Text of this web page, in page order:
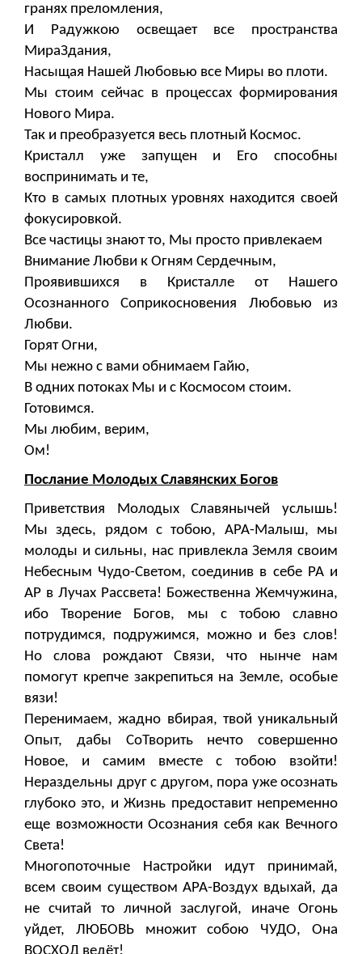
гранях преломления,
И Радужкою освещает все пространства
МираЗдания,
Насыщая Нашей Любовью все Миры во плоти.
Мы стоим сейчас в процессах формирования
Нового Мира.
Так и преобразуется весь плотный Космос.
Кристалл уже запущен и Его способны
воспринимать и те,
Кто в самых плотных уровнях находится своей
фокусировкой.
Все частицы знают то, Мы просто привлекаем
Внимание Любви к Огням Сердечным,
Проявившихся в Кристалле от Нашего
Осознанного Соприкосновения Любовью из
Любви.
Горят Огни,
Мы нежно с вами обнимаем Гайю,
В одних потоках Мы и с Космосом стоим.
Готовимся.
Мы любим, верим,
Ом!
Послание Молодых Славянских Богов
Приветствия Молодых Славянычей услышь!
Мы здесь, рядом с тобою, АРА-Малыш, мы
молоды и сильны, нас привлекла Земля своим
Небесным Чудо-Светом, соединив в себе РА и
АР в Лучах Рассвета! Божественна Жемчужина,
ибо Творение Богов, мы с тобою славно
потрудимся, подружимся, можно и без слов!
Но слова рождают Связи, что нынче нам
помогут крепче закрепиться на Земле, особые
вязи!
Перенимаем, жадно вбирая, твой уникальный
Опыт, дабы СоТворить нечто совершенно
Новое, и самим вместе с тобою взойти!
Нераздельны друг с другом, пора уже осознать
глубоко это, и Жизнь предоставит непременно
еще возможности Осознания себя как Вечного
Света!
Многопоточные Настройки идут принимай,
всем своим существом АРА-Воздух вдыхай, да
не считай то личной заслугой, иначе Огонь
уйдет, ЛЮБОВЬ множит собою ЧУДО, Она